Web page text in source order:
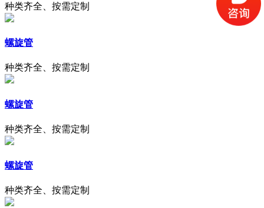
种类齐全、按需定制
螺旋管
种类齐全、按需定制
螺旋管
种类齐全、按需定制
螺旋管
种类齐全、按需定制